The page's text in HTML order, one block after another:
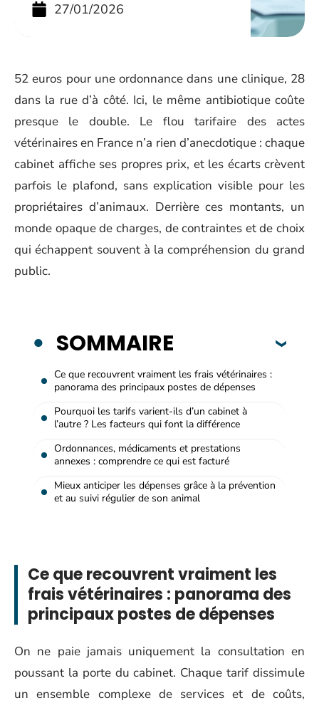
27/01/2026
52 euros pour une ordonnance dans une clinique, 28
dans la rue d’à côté. Ici, le même antibiotique coûte
presque le double. Le flou tarifaire des actes
vétérinaires en France n’a rien d’anecdotique : chaque
cabinet affiche ses propres prix, et les écarts crèvent
parfois le plafond, sans explication visible pour les
propriétaires d’animaux. Derrière ces montants, un
monde opaque de charges, de contraintes et de choix
qui échappent souvent à la compréhension du grand
public.
SOMMAIRE
Ce que recouvrent vraiment les frais vétérinaires :
panorama des principaux postes de dépenses
Pourquoi les tarifs varient-ils d’un cabinet à
l’autre ? Les facteurs qui font la différence
Ordonnances, médicaments et prestations
annexes : comprendre ce qui est facturé
Mieux anticiper les dépenses grâce à la prévention
et au suivi régulier de son animal
Ce que recouvrent vraiment les
frais vétérinaires : panorama des
principaux postes de dépenses
On ne paie jamais uniquement la consultation en
poussant la porte du cabinet. Chaque tarif dissimule
un ensemble complexe de services et de coûts,